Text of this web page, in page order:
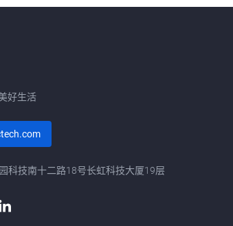
好生活
科技南十二路18号长虹科技大厦19层